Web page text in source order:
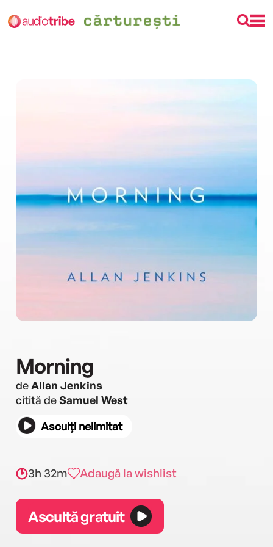
Morning
deAllan Jenkins
citită deSamuel West
Asculți nelimitat
3h 32m Adaugă la wishlist
Ascultă gratuit